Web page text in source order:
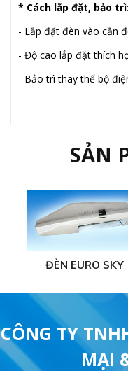
* Cách lắp đặt, bảo trì:
- Lắp đặt đèn vào cần
- Độ cao lắp đặt thích
- Bảo trì thay thế bộ
SẢN
ĐÈN EURO SKY
CÔNG TY
MẠI